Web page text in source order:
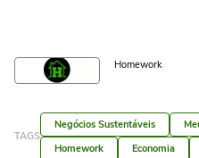
Homework
TAGS
Negócios Sustentáveis
Homework
Economia